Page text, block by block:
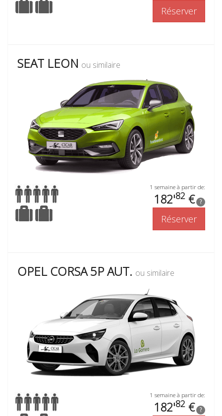
Réserver
SEAT LEON ou similaire
1 semaine à partir de:
182'82 € ?
Réserver
OPEL CORSA 5P AUT. ou similaire
1 semaine à partir de:
182'82 € ?